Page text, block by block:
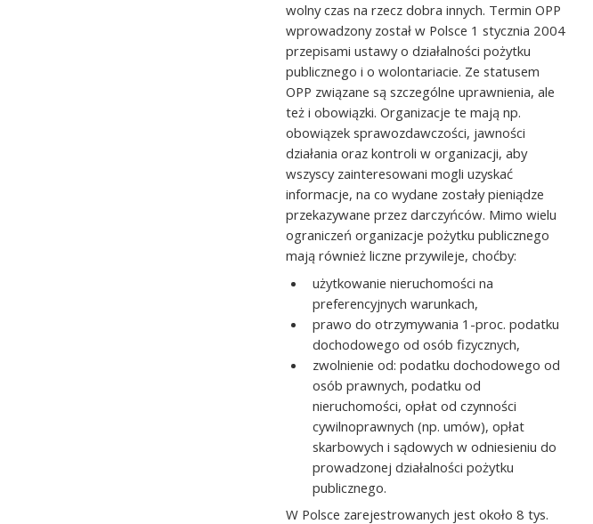
wolny czas na rzecz dobra innych. Termin OPP
wprowadzony został w Polsce 1 stycznia 2004
przepisami ustawy o działalności pożytku
publicznego i o wolontariacie. Ze statusem
OPP związane są szczególne uprawnienia, ale
też i obowiązki. Organizacje te mają np.
obowiązek sprawozdawczości, jawności
działania oraz kontroli w organizacji, aby
wszyscy zainteresowani mogli uzyskać
informacje, na co wydane zostały pieniądze
przekazywane przez darczyńców. Mimo wielu
ograniczeń organizacje pożytku publicznego
mają również liczne przywileje, choćby:
użytkowanie nieruchomości na
preferencyjnych warunkach,
prawo do otrzymywania 1-proc. podatku
dochodowego od osób fizycznych,
zwolnienie od: podatku dochodowego od
osób prawnych, podatku od
nieruchomości, opłat od czynności
cywilnoprawnych (np. umów), opłat
skarbowych i sądowych w odniesieniu do
prowadzonej działalności pożytku
publicznego.
W Polsce zarejestrowanych jest około 8 tys.